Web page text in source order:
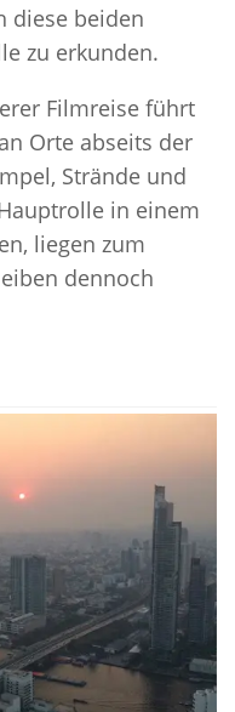
diese beiden
zu erkunden.
Filmreise führt
Orte abseits der
Strände und
in einem
liegen zum
dennoch